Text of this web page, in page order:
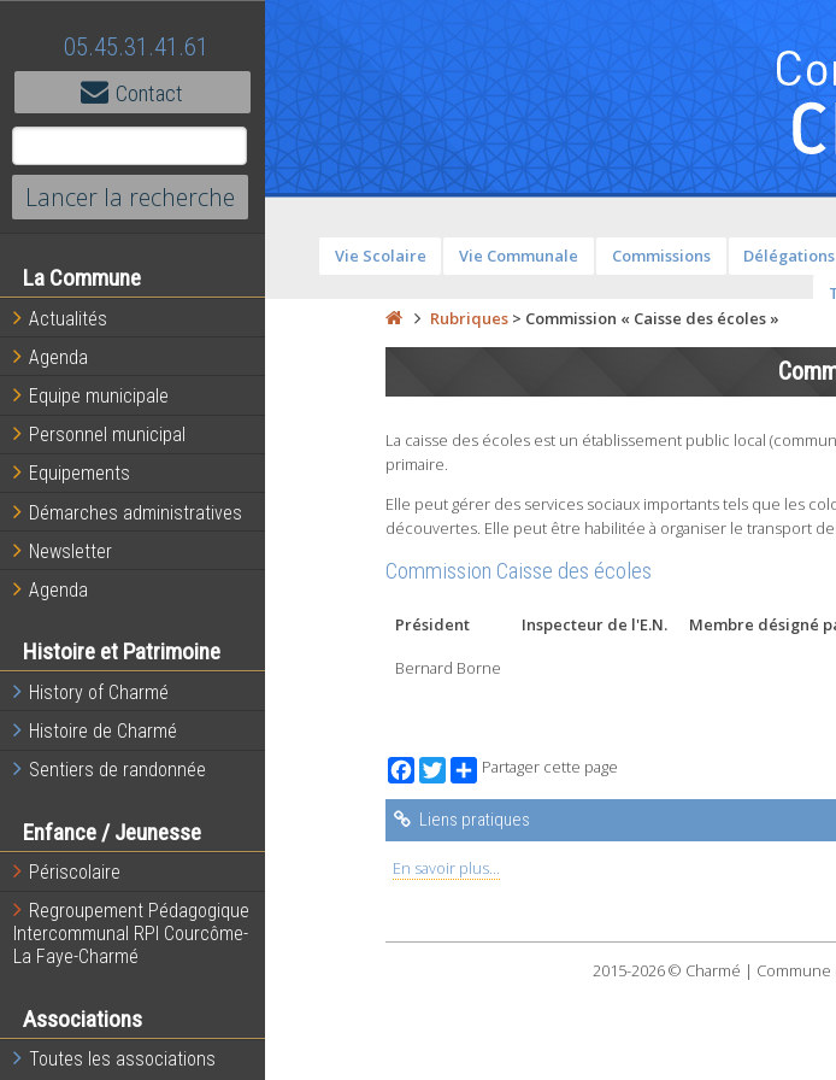
05.45.31.41.61
Contact
La Commune
Actualités
Agenda
Equipe municipale
Personnel municipal
Equipements
Démarches administratives
Newsletter
Agenda
Histoire et Patrimoine
History of Charmé
Histoire de Charmé
Sentiers de randonnée
Enfance / Jeunesse
Périscolaire
Regroupement Pédagogique
Intercommunal RPI Courcôme-
La Faye-Charmé
Associations
Toutes les associations
Vie Scolaire Vie Communale Commissions Délégations
Rubriques> Commission « Caisse des écoles »
La caisse des écoles est un établissement public local
primaire.
Elle peut gérer des services sociaux importants tels que les
découvertes. Elle peut être habilitée à organiser le transport
Commission Caisse des écoles
Président Inspecteur de l'E.N. Membre désigné
Bernard Borne
Facebook
TwitterPartager cette page
Liens pratiques
En savoir plus...
2015-2026 © Charmé | Commune